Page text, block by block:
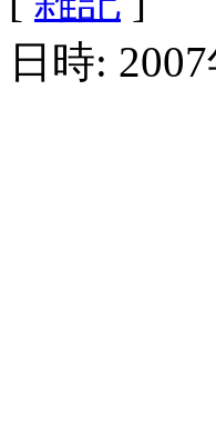
日時: